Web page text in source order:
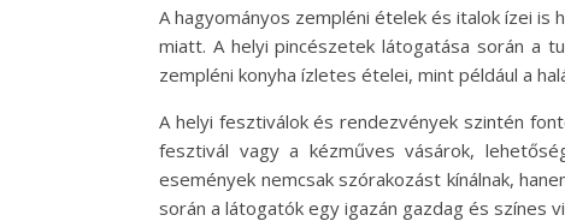
A hagyományos zempléni ételek és italok ízei is
miatt. A helyi pincészetek látogatása során a
zempléni konyha ízletes ételei, mint például a
A helyi fesztiválok és rendezvények szintén
fesztivál vagy a kézműves vásárok,
események nemcsak szórakozást kínálnak,
során a látogatók egy igazán gazdag és színes